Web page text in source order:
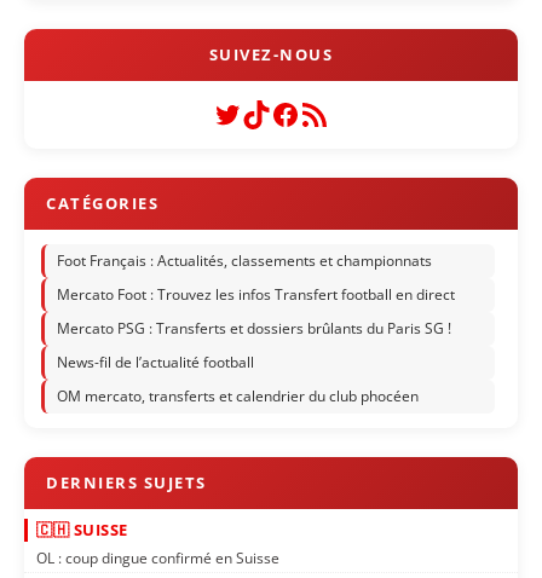
Twitter
TikTok
Facebook
Flux RSS
Foot Français : Actualités, classements et championnats
Mercato Foot : Trouvez les infos Transfert football en direct
Mercato PSG : Transferts et dossiers brûlants du Paris SG !
News-fil de l’actualité football
OM mercato, transferts et calendrier du club phocéen
🇨🇭 SUISSE
OL : coup dingue confirmé en Suisse